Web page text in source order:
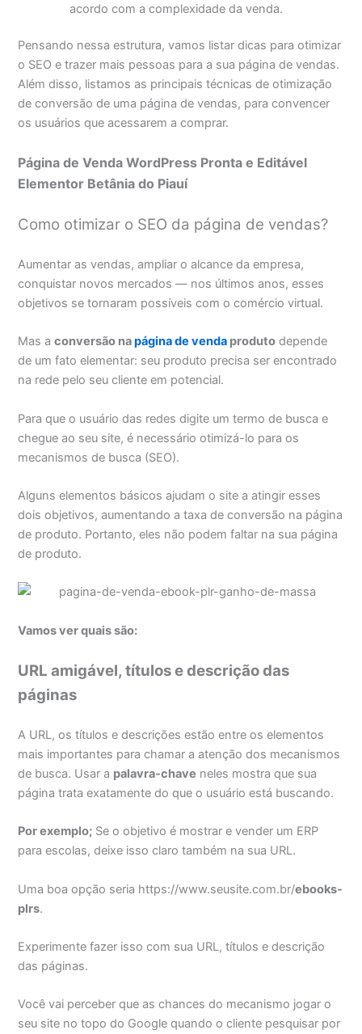
acordo com a complexidade da venda.
Pensando nessa estrutura, vamos listar dicas para otimizar
o SEO e trazer mais pessoas para a sua página de vendas.
Além disso, listamos as principais técnicas de otimização
de conversão de uma página de vendas, para convencer
os usuários que acessarem a comprar.
Página de Venda WordPress Pronta e Editável
Elementor Betânia do Piauí
Como otimizar o SEO da página de vendas?
Aumentar as vendas, ampliar o alcance da empresa,
conquistar novos mercados — nos últimos anos, esses
objetivos se tornaram possíveis com o comércio virtual.
Mas aconversão napágina de venda produto depende
de um fato elementar: seu produto precisa ser encontrado
na rede pelo seu cliente em potencial.
Para que o usuário das redes digite um termo de busca e
chegue ao seu site, é necessário otimizá-lo para os
mecanismos de busca (SEO).
Alguns elementos básicos ajudam o site a atingir esses
dois objetivos, aumentando a taxa de conversão na página
de produto. Portanto, eles não podem faltar na sua página
de produto.
Vamos ver quais são:
URL amigável, títulos e descrição das
páginas
A URL, os títulos e descrições estão entre os elementos
mais importantes para chamar a atenção dos mecanismos
de busca. Usar a palavra-chave neles mostra que sua
página trata exatamente do que o usuário está buscando.
Por exemplo; Se o objetivo é mostrar e vender um ERP
para escolas, deixe isso claro também na sua URL.
Uma boa opção seria https://www.seusite.com.br/ebooks-
plrs.
Experimente fazer isso com sua URL, títulos e descrição
das páginas.
Você vai perceber que as chances do mecanismo jogar o
seu site no topo do Google quando o cliente pesquisar por